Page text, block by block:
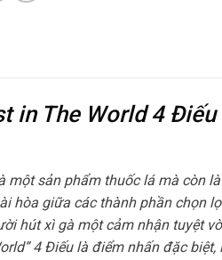
in The World 4
một sản phẩm thuốc lá mà còn
hòa giữa các thành phần chọn
hút xì gà một cảm nhận tuyệt
4 Điếu là điểm nhấn đặc biệt,